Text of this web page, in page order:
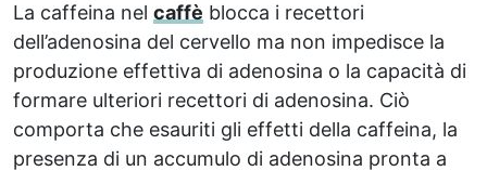
La caffeina nel caffè blocca i recettori
dell’adenosina del cervello ma non impedisce la
produzione effettiva di adenosina o la capacità di
formare ulteriori recettori di adenosina. Ciò
comporta che esauriti gli effetti della caffeina, la
presenza di un accumulo di adenosina pronta a